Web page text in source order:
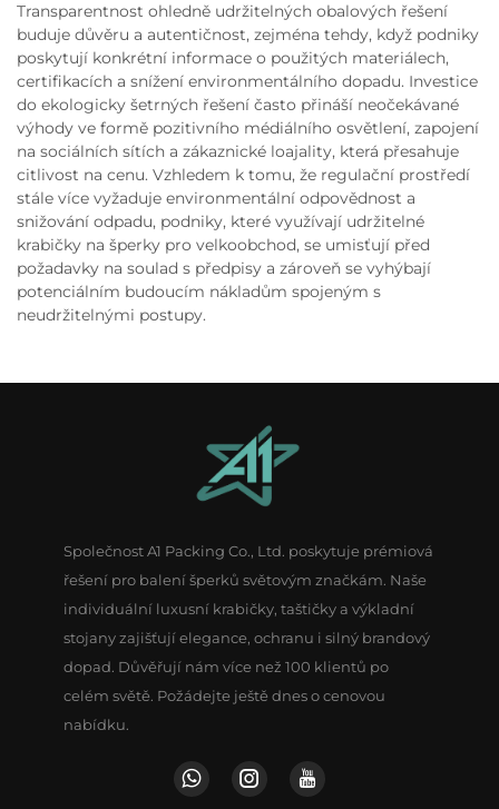
Transparentnost ohledně udržitelných obalových řešení
buduje důvěru a autentičnost, zejména tehdy, když podniky
poskytují konkrétní informace o použitých materiálech,
certifikacích a snížení environmentálního dopadu. Investice
do ekologicky šetrných řešení často přináší neočekávané
výhody ve formě pozitivního médiálního osvětlení, zapojení
na sociálních sítích a zákaznické loajality, která přesahuje
citlivost na cenu. Vzhledem k tomu, že regulační prostředí
stále více vyžaduje environmentální odpovědnost a
snižování odpadu, podniky, které využívají udržitelné
krabičky na šperky pro velkoobchod, se umisťují před
požadavky na soulad s předpisy a zároveň se vyhýbají
potenciálním budoucím nákladům spojeným s
neudržitelnými postupy.
Společnost A1 Packing Co., Ltd. poskytuje prémiová
řešení pro balení šperků světovým značkám. Naše
individuální luxusní krabičky, taštičky a výkladní
stojany zajišťují elegance, ochranu i silný brandový
dopad. Důvěřují nám více než 100 klientů po
celém světě. Požádejte ještě dnes o cenovou
nabídku.